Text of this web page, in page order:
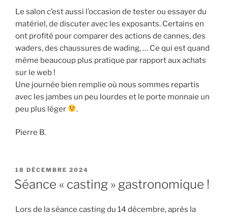
Le salon c’est aussi l’occasion de tester ou essayer du
matériel, de discuter avec les exposants. Certains en
ont profité pour comparer des actions de cannes, des
waders, des chaussures de wading, … Ce qui est quand
même beaucoup plus pratique par rapport aux achats
sur le web !
Une journée bien remplie où nous sommes repartis
avec les jambes un peu lourdes et le porte monnaie un
peu plus léger
.
Pierre B.
PUBLIÉ
LE
18 DÉCEMBRE 2024
Séance « casting » gastronomique !
Lors de la séance casting du 14 décembre, après la